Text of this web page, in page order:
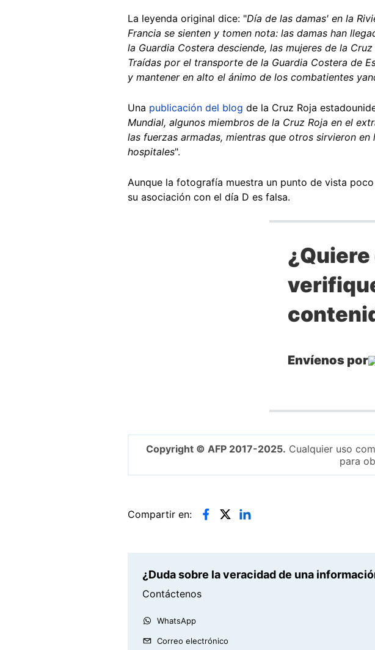
La leyenda original dice: "Día de las damas' en la
Francia se sienten y tomen nota: las damas han
la Guardia Costera desciende, las mujeres de la
Traídas por el transporte de la Guardia Costera de
y mantener en alto el ánimo de los combatientes
Una publicación del blog de la Cruz Roja
Mundial, algunos miembros de la Cruz Roja en el
las fuerzas armadas, mientras que otros sirvieron
hospitales".
Aunque la fotografía muestra un punto de vista
su asociación con el día D es falsa.
¿Quiere
Envíenos por
Copyright © AFP 2017-2025. Cualquier uso
para
Compartir en:
¿Duda sobre la veracidad de una
Contáctenos
WhatsApp
Correo electrónico